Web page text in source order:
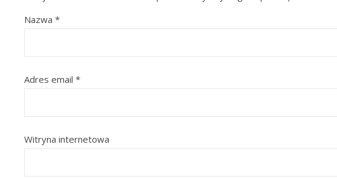
Nazwa *
Adres email *
Witryna internetowa